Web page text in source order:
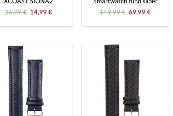
26,99€ Ursprünglicher
Preis
26,99 €
14,99€Aktueller
14,99 €.
149,99€ Ursprünglicher
Preis
149,99 €
69,99€Aktueller
69,99 €.